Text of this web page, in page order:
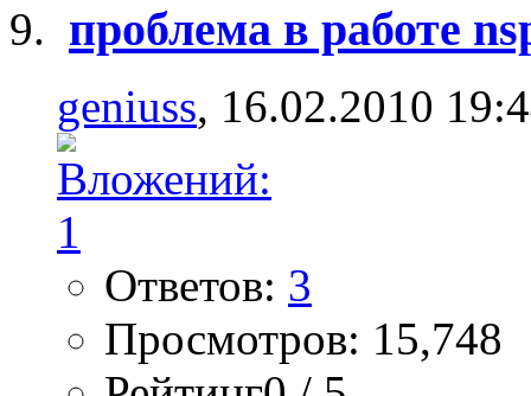
проблема в работе
geniuss, 16.02.2010
Ответов: 3
Просмотров: 15,748